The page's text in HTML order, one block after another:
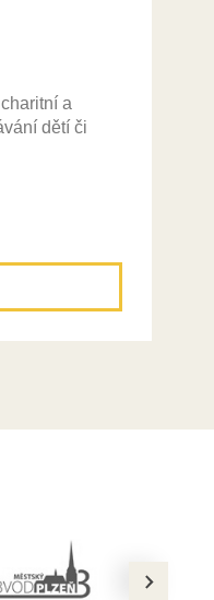
a
dětí či
next